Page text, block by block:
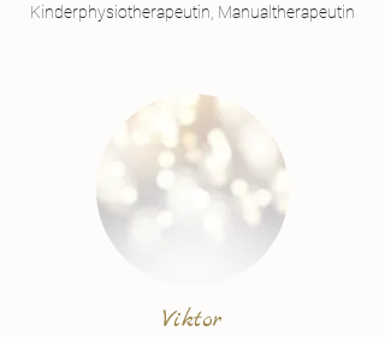
Kinderphysiotherapeutin, Manualtherapeutin
Viktor